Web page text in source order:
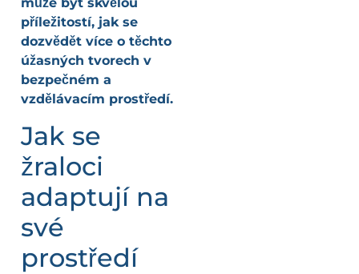
může být skvělou
příležitostí, jak se
dozvědět více o těchto
úžasných tvorech v
bezpečném a
vzdělávacím prostředí.
Jak se
žraloci
adaptují na
své
prostředí